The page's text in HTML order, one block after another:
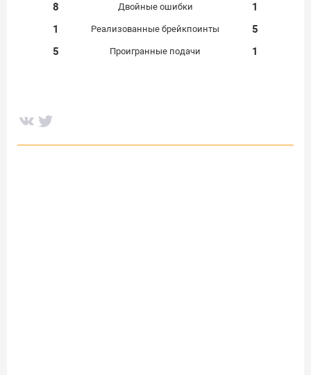
8
Двойные ошибки
1
1
Реализованные брейкпоинты
5
5
Проигранные подачи 1